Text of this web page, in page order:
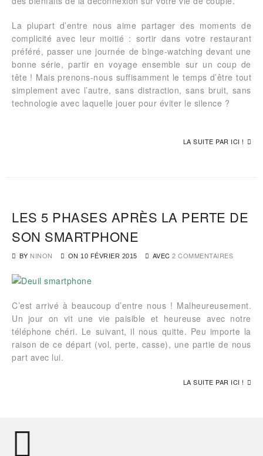
La plupart d’entre nous aime partager des moments de
complicité avec leur moitié : sortir dans votre restaurant
préféré, passer une journée de binge-watching devant une
bonne série, partir en voyage ensemble sur un coup de
tête ! Mais prenons-nous suffisamment le temps d’être tout
simplement avec l’autre, sans distraction, sans bruit, sans
technologie avec laquelle jouer pour éviter le silence ?
LA SUITE PAR ICI !
LES 5 PHASES APRÈS LA PERTE DE
SON SMARTPHONE
BY NINON ON 10 FÉVRIER 2015 AVEC 2 COMMENTAIRES
C’est arrivé à beaucoup d’entre nous ! Malheureusement.
Un jour on vit une vie paisible et heureuse avec notre
téléphone chéri. Le suivant, il nous quitte. Peu importe la
raison de ce départ (vol, perte, casse), une partie de nous
part avec lui.
LA SUITE PAR ICI !